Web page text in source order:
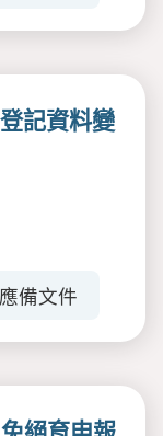
記資料變
應備文件